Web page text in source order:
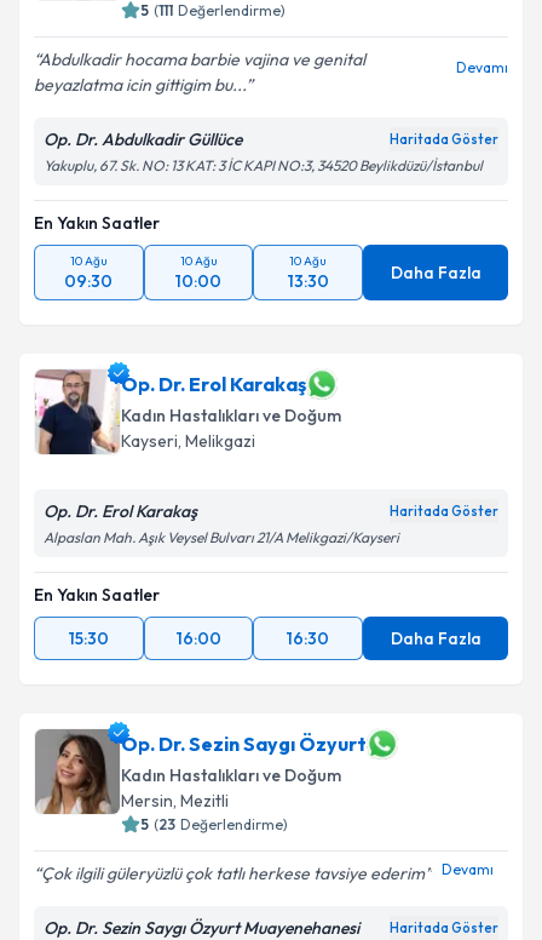
5 (111 Değerlendirme)
Abdulkadir hocama barbie vajina ve genital
beyazlatma icin gittigim bu...
Devamı
Op. Dr. Abdulkadir Güllüce Haritada Göster
Yakuplu, 67. Sk. NO: 13 KAT: 3 İC KAPI NO:3, 34520 Beylikdüzü/İstanbul
En Yakın Saatler
10 Ağu
09:30
10 Ağu
10:00
10 Ağu
13:30 Daha Fazla
Op. Dr. Erol Karakaş
Kadın Hastalıkları ve Doğum
Kayseri, Melikgazi
Op. Dr. Erol Karakaş Haritada Göster
Alpaslan Mah. Aşık Veysel Bulvarı 21/A Melikgazi/Kayseri
En Yakın Saatler
15:30
16:00 16:30 Daha Fazla
Op. Dr. Sezin Saygı Özyurt
Kadın Hastalıkları ve Doğum
Mersin, Mezitli
5 (23 Değerlendirme)
Çok ilgili güleryüzlü çok tatlı herkese tavsiye ederim Devamı
Op. Dr. Sezin Saygı Özyurt Muayenehanesi Haritada Göster